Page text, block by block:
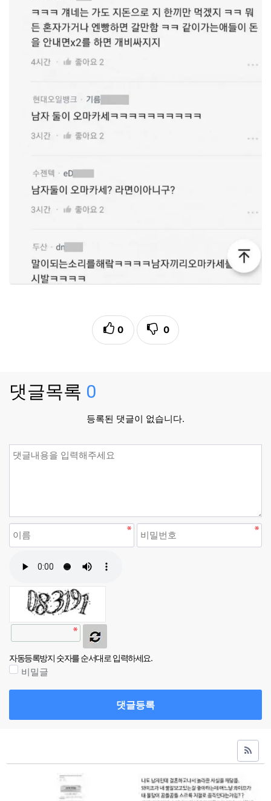
0 0
댓글목록 0
등록된 댓글이 없습니다.
자동등록방지 숫자를 순서대로 입력하세요.
비밀글
댓글등록